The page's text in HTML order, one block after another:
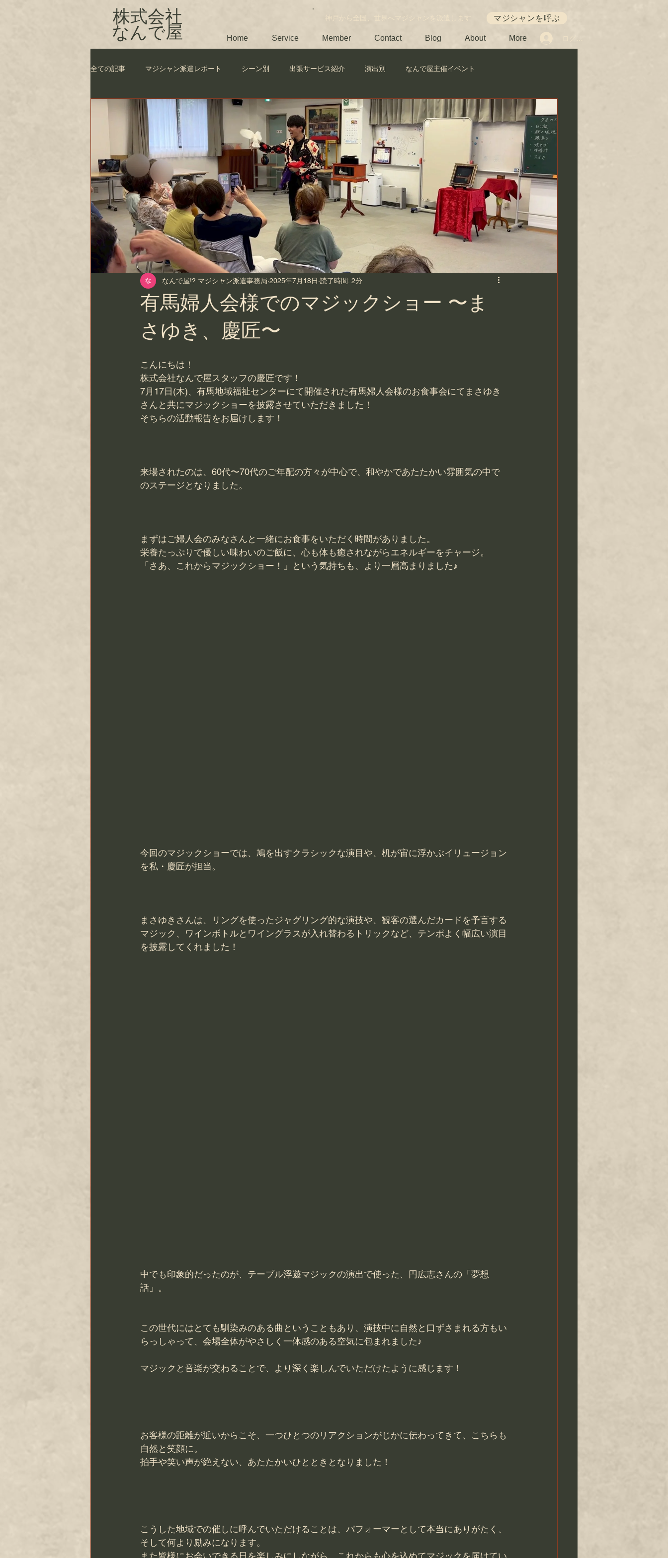
株式会社
​なんで屋
​神戸から全国、世界へマジシャンを派遣します マジシャンを呼ぶ
Home Service Member Contact Blog About More
全ての記事 マジシャン派遣レポート シーン別 出張サービス紹介 演出別 なんで屋主催イベント
有馬婦人会様でのマジックショー 〜ま
さゆき、慶匠〜
なんで屋!? マジシャン派遣事務局 2025年7月18日 読了時間: 2分
こんにちは！
株式会社なんで屋スタッフの慶匠です！
7月17日(木)、有馬地域福祉センターにて開催された有馬婦人会様のお食事会にてまさゆき
さんと共にマジックショーを披露させていただきました！
そちらの活動報告をお届けします！
来場されたのは、60代〜70代のご年配の方々が中心で、和やかであたたかい雰囲気の中で
のステージとなりました。
まずはご婦人会のみなさんと一緒にお食事をいただく時間がありました。
栄養たっぷりで優しい味わいのご飯に、心も体も癒されながらエネルギーをチャージ。
「さあ、これからマジックショー！」という気持ちも、より一層高まりました♪
今回のマジックショーでは、鳩を出すクラシックな演目や、机が宙に浮かぶイリュージョン
を私・慶匠が担当。
まさゆきさんは、リングを使ったジャグリング的な演技や、観客の選んだカードを予言する
マジック、ワインボトルとワイングラスが入れ替わるトリックなど、テンポよく幅広い演目
を披露してくれました！
中でも印象的だったのが、テーブル浮遊マジックの演出で使った、円広志さんの「夢想
話」。
この世代にはとても馴染みのある曲ということもあり、演技中に自然と口ずさまれる方もい
らっしゃって、会場全体がやさしく一体感のある空気に包まれました♪
マジックと音楽が交わることで、より深く楽しんでいただけたように感じます！
お客様の距離が近いからこそ、一つひとつのリアクションがじかに伝わってきて、こちらも
自然と笑顔に。
拍手や笑い声が絶えない、あたたかいひとときとなりました！
こうした地域での催しに呼んでいただけることは、パフォーマーとして本当にありがたく、
そして何より励みになります。